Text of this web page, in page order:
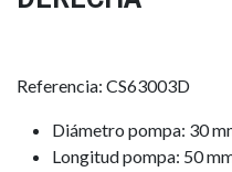
Referencia: CS63003D
Diámetro pompa: 30
Longitud pompa: 50